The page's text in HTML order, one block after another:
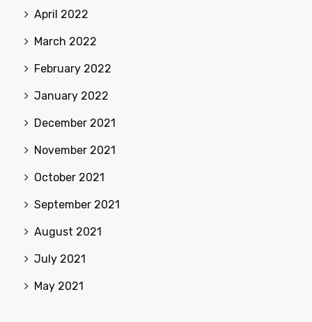
April 2022
March 2022
February 2022
January 2022
December 2021
November 2021
October 2021
September 2021
August 2021
July 2021
May 2021